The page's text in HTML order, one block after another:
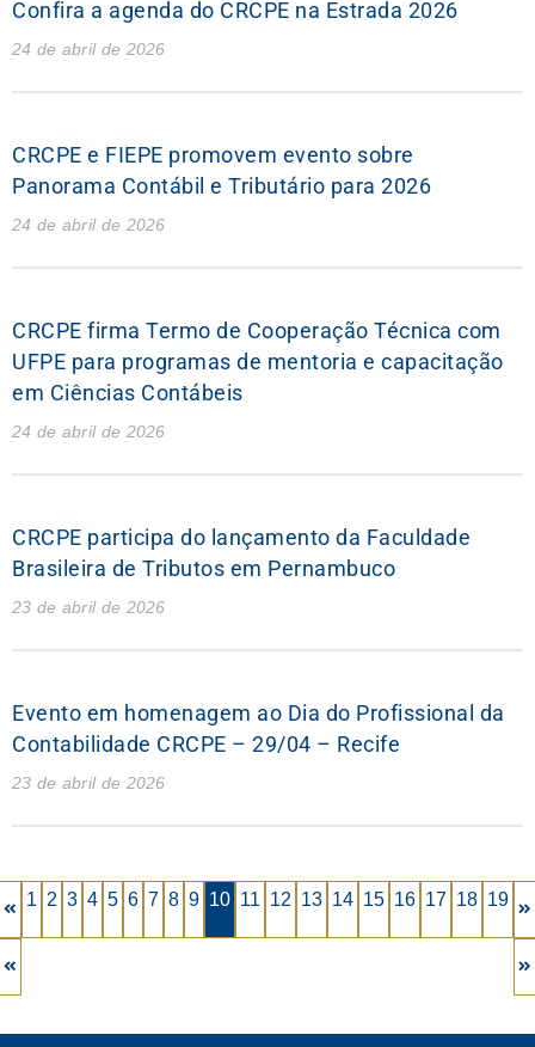
Confira a agenda do CRCPE na Estrada 2026
24 de abril de 2026
CRCPE e FIEPE promovem evento sobre
Panorama Contábil e Tributário para 2026
24 de abril de 2026
CRCPE firma Termo de Cooperação Técnica com
UFPE para programas de mentoria e capacitação
em Ciências Contábeis
24 de abril de 2026
CRCPE participa do lançamento da Faculdade
Brasileira de Tributos em Pernambuco
23 de abril de 2026
Evento em homenagem ao Dia do Profissional da
Contabilidade CRCPE – 29/04 – Recife
23 de abril de 2026
1 2 3 4 5 6 7 8 9 10 11 12 13 14 15 16 17 18 19